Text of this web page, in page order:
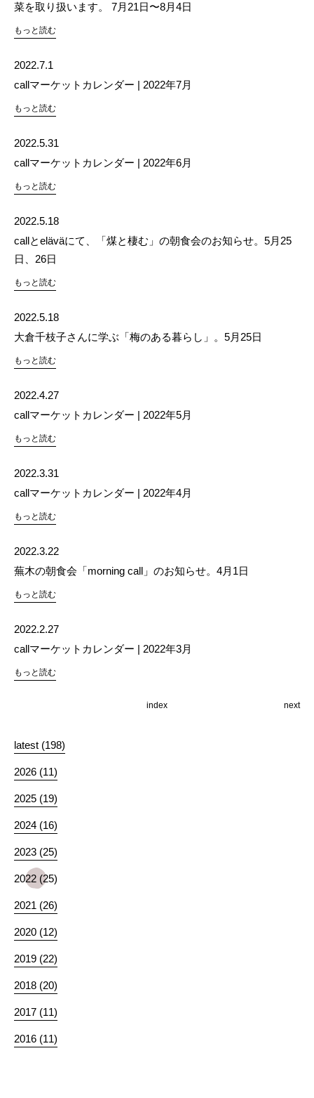
菜を取り扱います。 7月21日〜8月4日
もっと読む
2022.7.1
callマーケットカレンダー | 2022年7月
もっと読む
2022.5.31
callマーケットカレンダー | 2022年6月
もっと読む
2022.5.18
callとeläväにて、「煤と棲む」の朝食会のお知らせ。5月25
日、26日
もっと読む
2022.5.18
大倉千枝子さんに学ぶ「梅のある暮らし」。5月25日
もっと読む
2022.4.27
callマーケットカレンダー | 2022年5月
もっと読む
2022.3.31
callマーケットカレンダー | 2022年4月
もっと読む
2022.3.22
蕪木の朝食会「morning call」のお知らせ。4月1日
もっと読む
2022.2.27
callマーケットカレンダー | 2022年3月
もっと読む
next
index
latest (198)
2026 (11)
2025 (19)
2024 (16)
2023 (25)
2022 (25)
2021 (26)
2020 (12)
2019 (22)
2018 (20)
2017 (11)
2016 (11)